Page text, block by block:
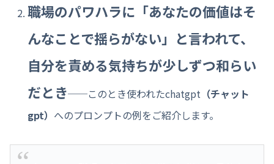
職場のパワハラに「あなたの価値はそ
んなことで揺らがない」と言われて、
自分を責める気持ちが少しずつ和らい
だとき──このとき使われたchatgpt （チャット
gpt） へのプロンプトの例をご紹介します。